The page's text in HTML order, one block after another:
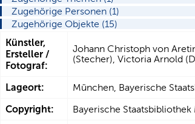
Zugehörige Personen (1)
Zugehörige Objekte (15)
Künstler,
Ersteller /
Fotograf:
Johann Christoph von
(Stecher), Victoria Arnold
Lageort: München, Bayerische
Copyright: Bayerische Staatsbibliothek